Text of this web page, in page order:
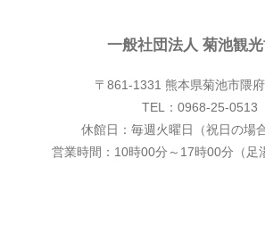
一般社団法人 菊池観光協会一般社団法人 菊池観
〒861-1331 熊本県菊池市隈
TEL：0968-25-0513
休館日：毎週火曜日（祝日の場
営業時間：10時00分～17時00分（足